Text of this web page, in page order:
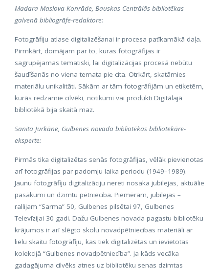
Madara Maslova-Konrāde, Bauskas Centrālās bibliotēkas
galvenā bibliogrāfe-redaktore:
Fotogrāfiju atlase digitalizēšanai ir procesa patīkamākā daļa.
Pirmkārt, domājam par to, kuras fotogrāfijas ir
sagrupējamas tematiski, lai digitalizācijas procesā nebūtu
šaudīšanās no viena temata pie cita. Otrkārt, skatāmies
materiālu unikalitāti. Sākām ar tām fotogrāfijām un etiķetēm,
kurās redzamie cilvēki, notikumi vai produkti Digitālajā
bibliotēkā bija skaitā maz.
Sanita Jurkāne, Gulbenes novada bibliotēkas bibliotekāre-
eksperte:
Pirmās tika digitalizētas senās fotogrāfijas, vēlāk pievienotas
arī fotogrāfijas par padomju laika periodu (1949–1989).
Jaunu fotogrāfiju digitalizāciju nereti nosaka jubilejas, aktuālie
pasākumi un dzimtu pētniecība. Piemēram, jubilejas –
rallijam “Sarma” 50, Gulbenes pilsētai 97, Gulbenes
Televīzijai 30 gadi. Dažu Gulbenes novada pagastu bibliotēku
krājumos ir arī slēgto skolu novadpētniecības materiāli ar
lielu skaitu fotogrāfiju, kas tiek digitalizētas un ievietotas
kolekcijā “Gulbenes novadpētniecība”. Ja kāds vecāka
gadagājuma cilvēks atnes uz bibliotēku senas dzimtas